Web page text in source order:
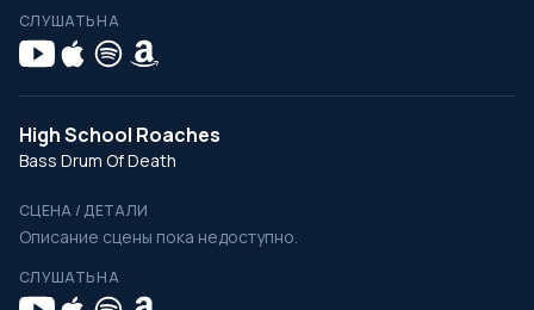
СЛУШАТЬ НА
High School Roaches
Bass Drum Of Death
СЦЕНА / ДЕТАЛИ
Описание сцены пока недоступно.
СЛУШАТЬ НА